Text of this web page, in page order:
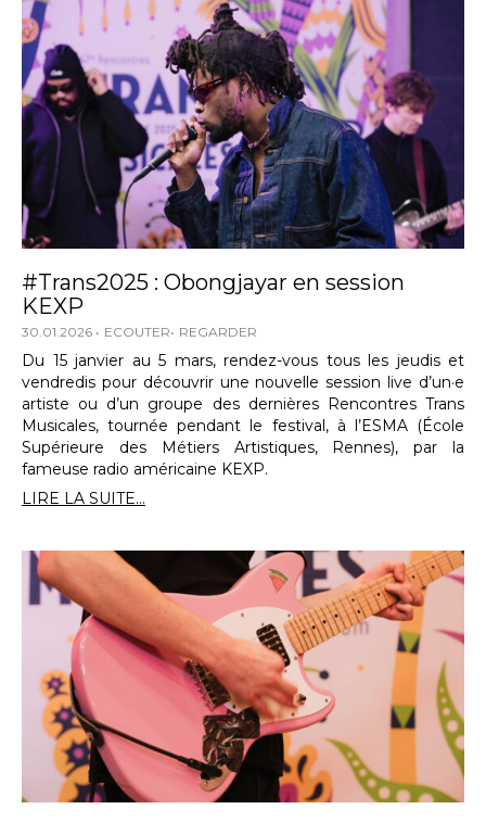
#Trans2025 : Obongjayar en session
KEXP
30.01.2026 ECOUTER REGARDER
Du 15 janvier au 5 mars, rendez-vous tous les jeudis et
vendredis pour découvrir une nouvelle session live d’un·e
artiste ou d’un groupe des dernières Rencontres Trans
Musicales, tournée pendant le festival, à l’ESMA (École
Supérieure des Métiers Artistiques, Rennes), par la
fameuse radio américaine KEXP.
LIRE LA SUITE...